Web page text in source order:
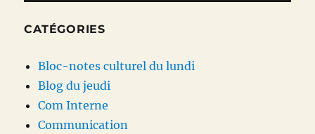
CATÉGORIES
Bloc-notes culturel du lundi
Blog du jeudi
Com Interne
Communication